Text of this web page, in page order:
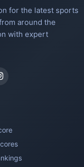
for the latest sports
around the
with expert